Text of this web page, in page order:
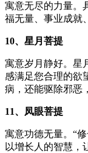
寓意无尽的力量。
福无量、事业成就
10、星月菩提
寓意岁月静好。星
感满足您合理的欲
病，还能驱除邪恶
11、凤眼菩提
寓意功德无量。“
以增长人的智慧，